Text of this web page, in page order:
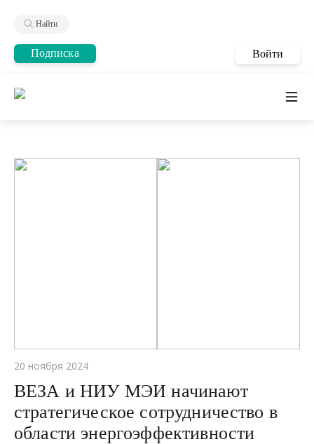
Найти
Подписка Войти
20 ноября 2024
ВЕЗА и НИУ МЭИ начинают
стратегическое сотрудничество в
области энергоэффективности